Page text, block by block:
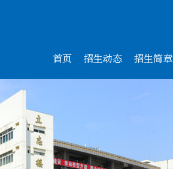
首页 招生动态 招生简章